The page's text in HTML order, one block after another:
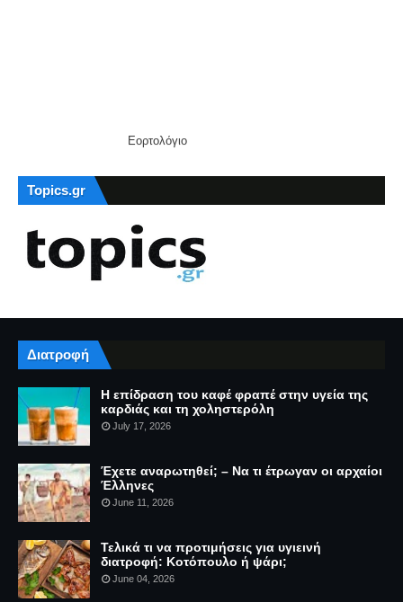
Εορτολόγιο
Topics.gr
Διατροφή
Η επίδραση του καφέ φραπέ στην υγεία της
καρδιάς και τη χοληστερόλη
July 17, 2026
Έχετε αναρωτηθεί; – Να τι έτρωγαν οι αρχαίοι
Έλληνες
June 11, 2026
Τελικά τι να προτιμήσεις για υγιεινή
διατροφή: Κοτόπουλο ή ψάρι;
June 04, 2026